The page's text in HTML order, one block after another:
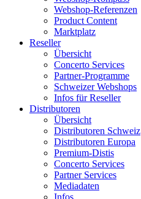
Webshop-Referenzen
Product Content
Marktplatz
Reseller
Übersicht
Concerto Services
Partner-Programme
Schweizer Webshops
Infos für Reseller
Distributoren
Übersicht
Distributoren Schweiz
Distributoren Europa
Premium-Distis
Concerto Services
Partner Services
Mediadaten